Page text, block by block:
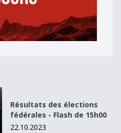
- Flash de 15h00
Résultats des élections
fédérales - Flash de 15h00
22.10.2023